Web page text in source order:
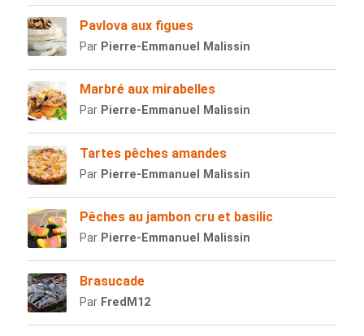
Pavlova aux figues
Par Pierre-Emmanuel Malissin
Marbré aux mirabelles
Par Pierre-Emmanuel Malissin
Tartes pêches amandes
Par Pierre-Emmanuel Malissin
Pêches au jambon cru et basilic
Par Pierre-Emmanuel Malissin
Brasucade
Par FredM12